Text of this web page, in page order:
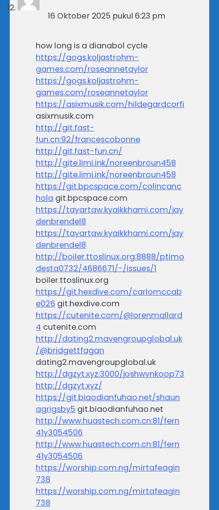
16 Oktober 2025 pukul 6:23 pm
how long is a dianabol cycle
https://gogs.koljastrohm-
games.com/roseannetaylor
https://gogs.koljastrohm-
games.com/roseannetaylor
https://asixmusik.com/hildegardcorfi
asixmusik.com
http://git.fast-
fun.cn:92/francescobonne
http://git.fast-fun.cn/
http://gite.limi.ink/noreenbroun458
http://gite.limi.ink/noreenbroun458
https://git.bpcspace.com/colincanc
hola git.bpcspace.com
https://tayartaw.kyaikkhami.com/jay
denbrendel8
https://tayartaw.kyaikkhami.com/jay
denbrendel8
http://boiler.ttoslinux.org:8888/ptimo
desta0732/4686671/-/issues/1
boiler.ttoslinux.org
https://git.hexdive.com/carlomccab
e026 git.hexdive.com
https://cutenite.com/@lorenmallard
4 cutenite.com
http://dating2.mavengroupglobal.uk
/@bridgettfagan
dating2.mavengroupglobal.uk
http://dgzyt.xyz:3000/joshwynkoop73
http://dgzyt.xyz/
https://git.biaodianfuhao.net/shaun
agrigsby5 git.biaodianfuhao.net
http://www.huastech.com.cn:81/fern
41y3054506
http://www.huastech.com.cn:81/fern
41y3054506
https://worship.com.ng/mirtafeagin
738
https://worship.com.ng/mirtafeagin
738